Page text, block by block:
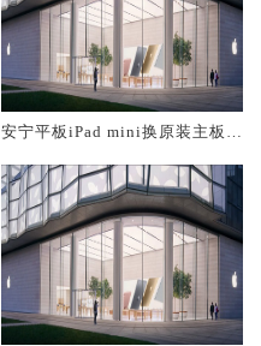
安宁平板iPad mini换原装主板维